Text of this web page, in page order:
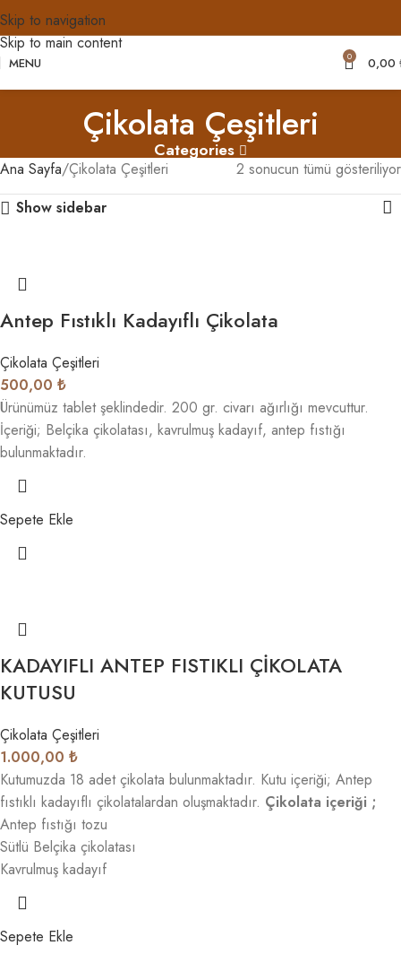
Skip to navigation
Skip to main content
MENU 0 0,00
Çikolata Çeşitleri
Categories
Ana Sayfa Çikolata Çeşitleri
2 sonucun tümü gösteriliyor
Show sidebar
Antep Fıstıklı Kadayıflı Çikolata
Çikolata Çeşitleri
500,00 ₺
Ürünümüz tablet şeklindedir. 200 gr. civarı ağırlığı mevcuttur.
İçeriği; Belçika çikolatası, kavrulmuş kadayıf, antep fıstığı
bulunmaktadır.
Sepete Ekle
KADAYIFLI ANTEP FISTIKLI ÇİKOLATA
KUTUSU
Çikolata Çeşitleri
1.000,00 ₺
Kutumuzda 18 adet çikolata bulunmaktadır. Kutu içeriği; Antep
fıstıklı kadayıflı çikolatalardan oluşmaktadır. Çikolata içeriği ;
Antep fıstığı tozu
Sütlü Belçika çikolatası
Kavrulmuş kadayıf
Sepete Ekle